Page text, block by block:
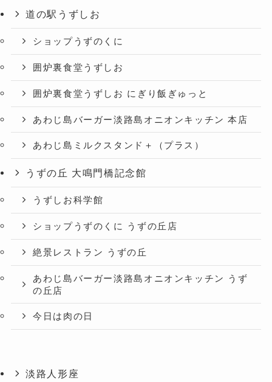
道の駅うずしお
ショップうずのくに
囲炉裏食堂うずしお
囲炉裏食堂うずしお にぎり飯ぎゅっと
あわじ島バーガー淡路島オニオンキッチン 本店
あわじ島ミルクスタンド＋（プラス）
うずの丘 大鳴門橋記念館
うずしお科学館
ショップうずのくに うずの丘店
絶景レストラン うずの丘
あわじ島バーガー淡路島オニオンキッチン うず
の丘店
今日は肉の日
淡路人形座